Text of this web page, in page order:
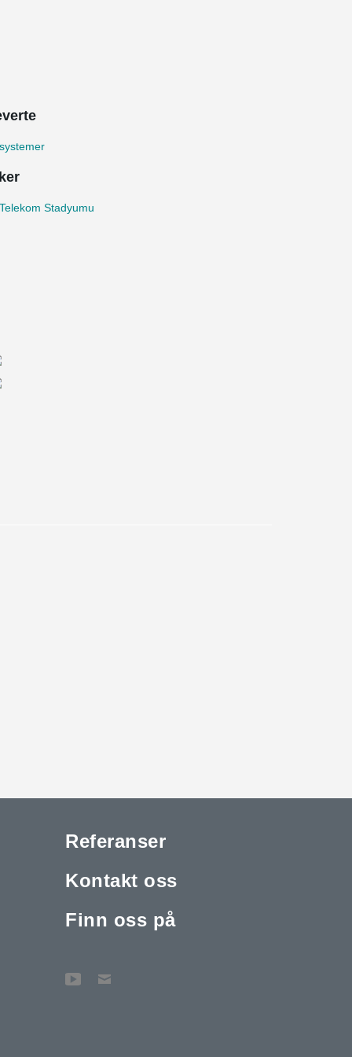
Stadyumu
Referanser
Kontakt oss
Finn oss på